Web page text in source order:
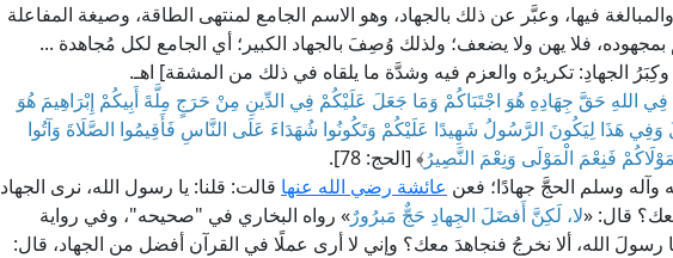
فيها، وعبَّر عن ذلك بالجهاد، وهو الاسم الجامع لمنتهى الطاقة، وصيغة المفاعلة
بمجهوده، فلا يهن ولا يضعف؛ ولذلك وُصِفَ بالجهاد الكبير؛ أي الجامع لكل مُجاهدة ...
الجهادِ: تكريرُه والعزم فيه وشدَّة ما يلقاه في ذلك من المشقة] اهـ.
فِي اللهِ حَقَّ جِهَادِهِ هُوَ اجْتَبَاكُمْ وَمَا جَعَلَ عَلَيْكُمْ فِي الدِّينِ مِنْ حَرَجٍ مِلَّةَ أَبِيكُمْ إِبْرَاهِيمَ هُوَ
هَذَا لِيَكُونَ الرَّسُولُ شَهِيدًا عَلَيْكُمْ وَتَكُونُوا شُهَدَاءَ عَلَى النَّاسِ فَأَقِيمُوا الصَّلَاةَ وَآتُوا
فَنِعْمَ الْمَوْلَى وَنِعْمَ النَّصِيرُ﴾ [الحج: 78].
وآله وسلم الحجَّ جهادًا؛ فعن عائشة رضي الله عنها قالت: قلنا: يا رسول الله، نرى الجهاد
قال: «لا، لَكِنَّ أَفضَلَ الجِهادِ حَجٌّ مَبرُورٌ» رواه البخاري في "صحيحه"، وفي رواية
رسولَ الله، ألا نخرجُ فنجاهدَ معك؟ وإني لا أرى عملًا في القرآن أفضل من الجهاد، قال: